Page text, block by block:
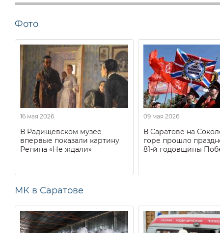
Фото
16 мая 2026
В Радищевском музее
впервые показали картину
Репина «Не ждали»
09 мая 2026
В Саратове на
горе прошло
81-й годовщины
МК в Саратове